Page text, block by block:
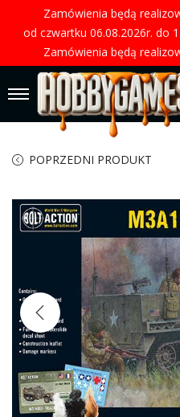
Zamówienia będą
od czwartku 06.08.2026r. do
Zamówienia będą
POPRZEDNI PRODUKT